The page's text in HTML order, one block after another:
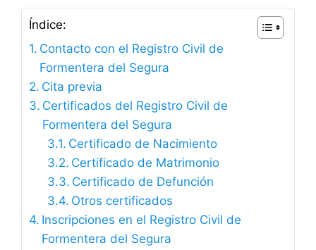
Índice:
Contacto con el Registro Civil de
Formentera del Segura
Cita previa
Certificados del Registro Civil de
Formentera del Segura
Certificado de Nacimiento
Certificado de Matrimonio
Certificado de Defunción
Otros certificados
Inscripciones en el Registro Civil de
Formentera del Segura